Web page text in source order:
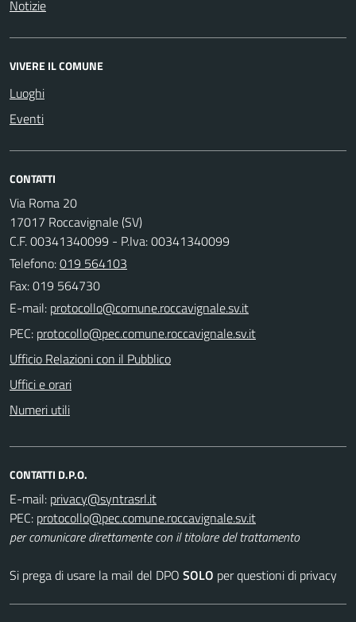
Notizie
VIVERE IL COMUNE
Luoghi
Eventi
CONTATTI
Via Roma 20
17017 Roccavignale (SV)
C.F. 00341340099 - P.Iva: 00341340099
Telefono:019 564103
Fax: 019 564730
E-mail:
PEC:
Ufficio Relazioni con il Pubblico
Uffici e orari
Numeri utili
CONTATTI D.P.O.
E-mail:
PEC:
per comunicare direttamente con il titolare del trattamento
Si prega di usare la mail del DPO SOLO per questioni di privacy